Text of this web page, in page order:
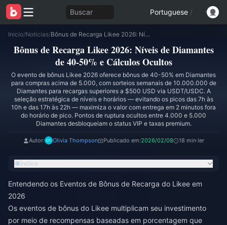
Buscar Portuguese /
Início/Notícias/ Bônus de Recarga Likee 2026: Níveis de Diamantes de 40-50% e Cálculos Ocultos
Bônus de Recarga Likee 2026: Níveis de Diamantes
de 40-50% e Cálculos Ocultos
O evento de bônus Likee 2026 oferece bônus de 40-50% em Diamantes
para compras acima de 5.000, com sorteios semanais de 10.000.000 de
Diamantes para recargas superiores a $500 USD via USDT/USDC. A
seleção estratégica de níveis e horários — evitando os picos das 7h às
10h e das 17h às 22h — maximiza o valor com entrega em 2 minutos fora
do horário de pico. Pontos de ruptura ocultos entre 4.000 e 5.000
Diamantes desbloqueiam o status VIP e taxas premium.
Autor: Olivia Thompson Publicado em:2026/02/08 18 min ler
Índice
Entendendo os Eventos de Bônus de Recarga do Likee em
2026
Os eventos de bônus do Likee multiplicam seu investimento
por meio de recompensas baseadas em porcentagem que